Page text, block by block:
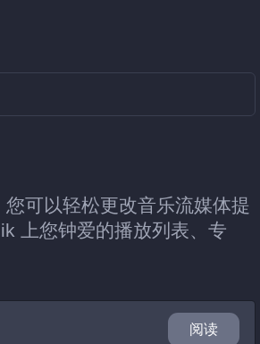
可以轻松更改音乐流媒体提
上您钟爱的播放列表、专
阅读